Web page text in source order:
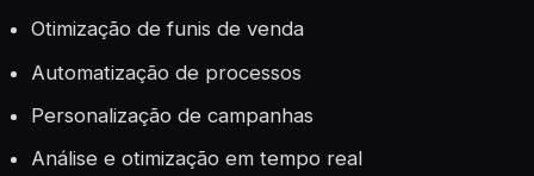
Otimização de funis de venda
Automatização de processos
Personalização de campanhas
Análise e otimização em tempo real